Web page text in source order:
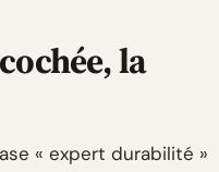
la
« expert durabilité »